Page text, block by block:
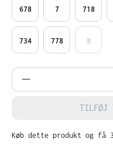
678 7 718
734 778 8
TILFØJ
Køb dette produkt og få